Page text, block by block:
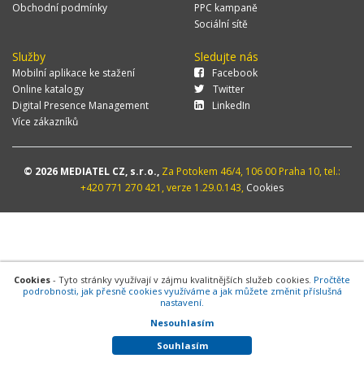
Obchodní podmínky
PPC kampaně
Sociální sítě
Služby
Mobilní aplikace ke stažení
Online katalogy
Digital Presence Management
Více zákazníků
Sledujte nás
Facebook
Twitter
LinkedIn
© 2026 MEDIATEL CZ, s.r.o., Za Potokem 46/4, 106 00 Praha 10, tel.:
+420 771 270 421, verze 1.29.0.143, Cookies
Cookies - Tyto stránky využívají v zájmu kvalitnějších služeb cookies. Pročtěte
podrobnosti, jak přesně cookies využíváme a jak můžete změnit příslušná
nastavení.
Nesouhlasím
Souhlasím